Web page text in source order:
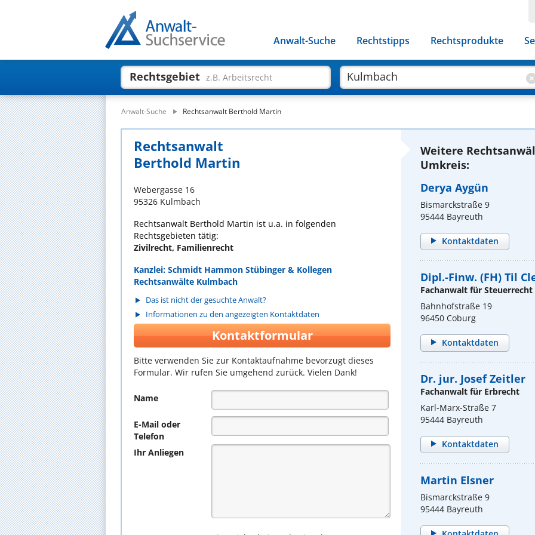
Anwalt-Suche Rechtstipps Rechtsprodukte
Rechtsgebiet z.B. Arbeitsrecht
Anwalt-Suche Rechtsanwalt Berthold Martin
Rechtsanwalt
Berthold Martin
Webergasse 16
95326 Kulmbach
Rechtsanwalt Berthold Martin ist u.a. in folgenden
Rechtsgebieten tätig:
Zivilrecht, Familienrecht
Kanzlei: Schmidt Hammon Stübinger & Kollegen
Rechtsanwälte Kulmbach
Das ist nicht der gesuchte Anwalt?
Informationen zu den angezeigten Kontaktdaten
Kontaktformular
Bitte verwenden Sie zur Kontaktaufnahme bevorzugt dieses
Formular. Wir rufen Sie umgehend zurück. Vielen Dank!
Name
E-Mail oder
Telefon
Ihr Anliegen
Weitere
Umkreis:
Derya Aygün
Bismarckstraße 9
95444 Bayreuth
Kontaktdaten
Dipl.-Finw. (FH) Til
Fachanwalt für Steuerrecht
Bahnhofstraße 19
96450 Coburg
Kontaktdaten
Dr. jur. Josef Zeitler
Fachanwalt für Erbrecht
Karl-Marx-Straße 7
95444 Bayreuth
Kontaktdaten
Martin Elsner
Bismarckstraße 9
95444 Bayreuth